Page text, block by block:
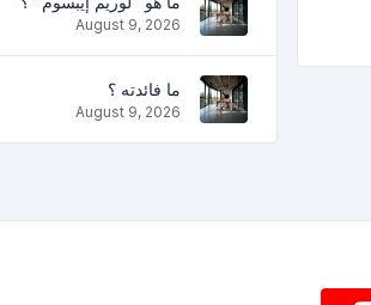
August 9, 2026
ما فائدته ؟
August 9, 2026